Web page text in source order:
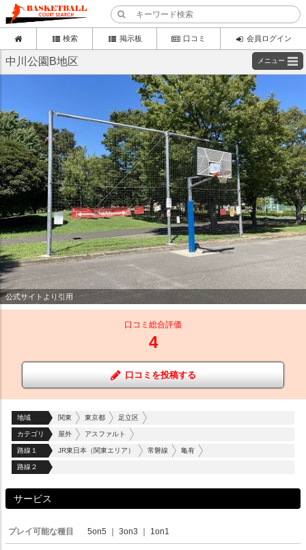
検索 掲示板 口コミ 会員ログイン
中川公園B地区 メニュー
公式サイトより引用
口コミ総合評価
4
口コミを投稿する
地域 関東 東京都 足立区
カテゴリ 屋外 アスファルト
路線１ JR東日本（関東エリア） 常磐線 亀有
路線２
サービス
プレイ可能な種目 5on5 3on3 1on1